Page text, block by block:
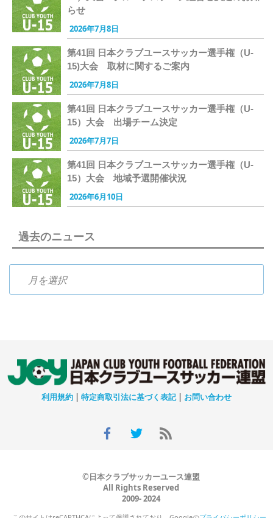
らせ
2026年7月8日
第41回 日本クラブユースサッカー選手権（U-
15)大会 取材に関するご案内
2026年7月8日
第41回 日本クラブユースサッカー選手権（U-
15）大会 出場チーム決定
2026年7月7日
第41回 日本クラブユースサッカー選手権（U-
15）大会 地域予選開催状況
2026年6月10日
過去のニュース
利用規約 | 特定商取引法に基づく表記| お問い合わせ
©日本クラブサッカーユース連盟
All Rights Reserved
2009- 2024